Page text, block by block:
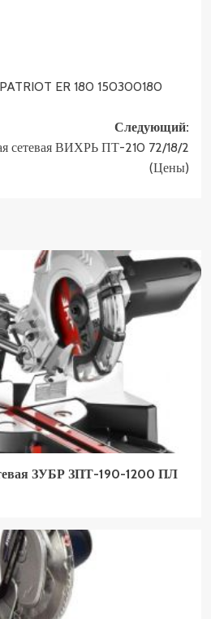
ER 180 150300180
Следующий:
сетевая ВИХРЬ ПТ-210 72/18/2
(Цены)
ЗУБР ЗПТ-190-1200 ПЛ